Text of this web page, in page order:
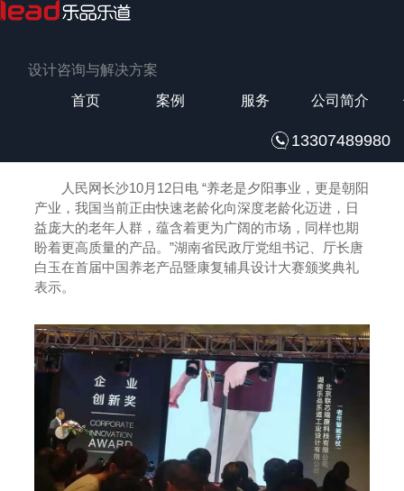
设计咨询与解决方案
首页
案例 服务 公司简介
13307489980
湖南乐品乐道获得企业创新奖
人民网长沙10月12日电 “养老是夕阳事业，更是朝阳
产业，我国当前正由快速老龄化向深度老龄化迈进，日
益庞大的老年人群，蕴含着更为广阔的市场，同样也期
盼着更高质量的产品。”湖南省民政厅党组书记、厅长唐
白玉在首届中国养老产品暨康复辅具设计大赛颁奖典礼
表示。